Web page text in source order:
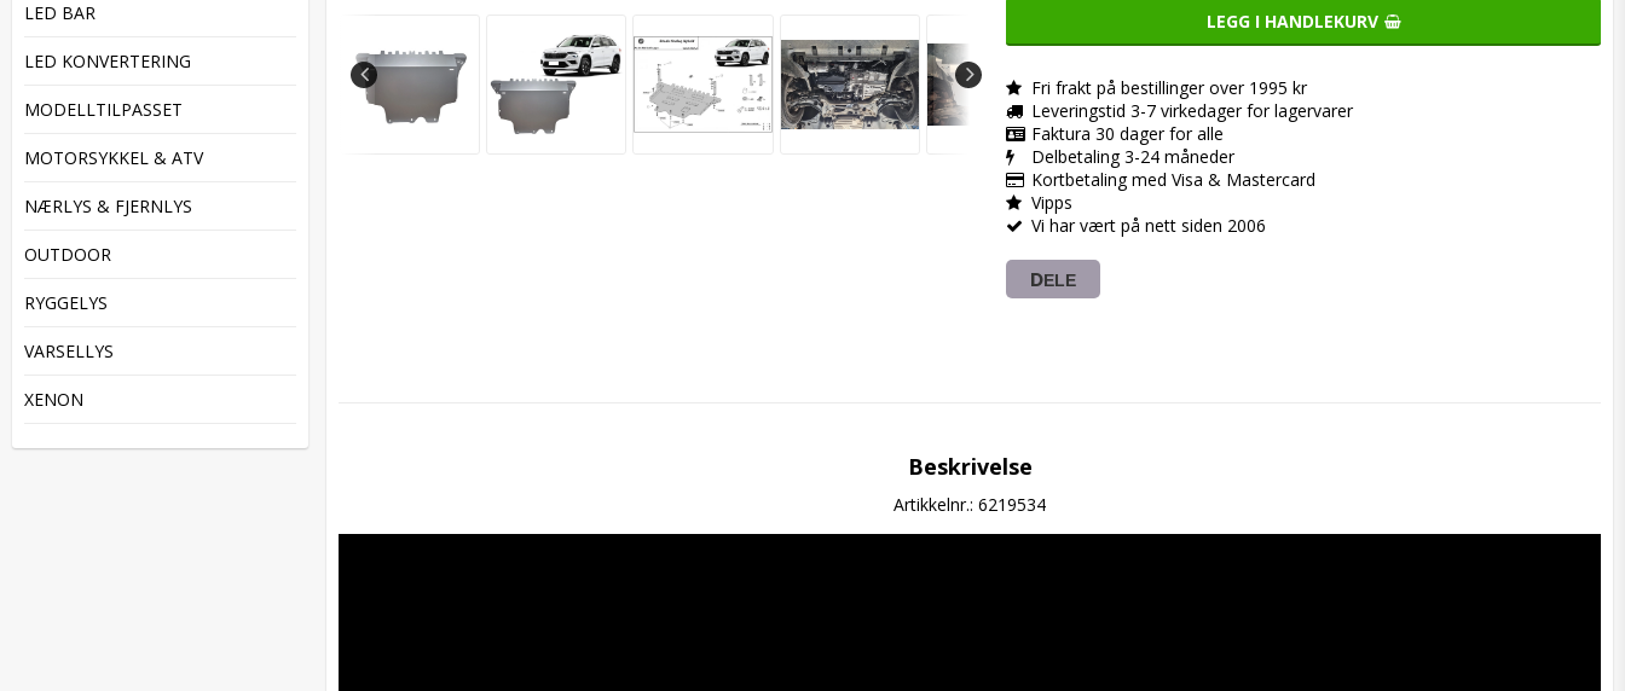
LED BAR
LED KONVERTERING
MODELLTILPASSET
MOTORSYKKEL & ATV
NÆRLYS & FJERNLYS
OUTDOOR
RYGGELYS
VARSELLYS
XENON
LEGG I HANDLEKURV
Fri frakt på bestillinger over 1995 kr
Leveringstid 3-7 virkedager for lagervarer
Faktura 30 dager for alle
Delbetaling 3-24 måneder
Kortbetaling med Visa & Mastercard
Vipps
Vi har vært på nett siden 2006
DELE
Beskrivelse
Artikkelnr.: 6219534